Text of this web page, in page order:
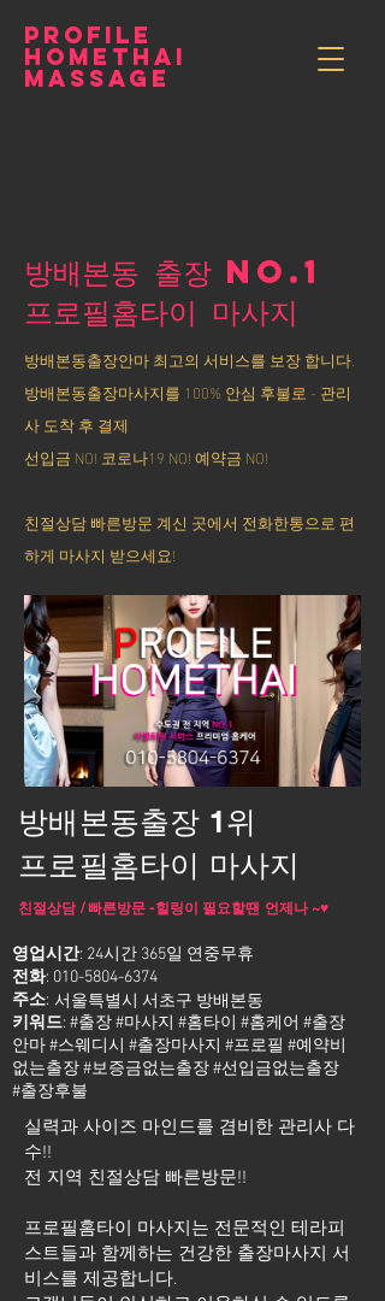
PROFILE
HOMETHAI
MASSAGE
방배본동 출장 NO.1
​프로필홈타이 마사지
방배본동출장안마 최고의 서비스를 보장 합니다.
방배본동출장마사지를 100% 안심 후불로 - 관리
사 도착 후 결제
선입금 NO! 코로나19 NO! 예약금 NO!
친절상담 빠른방문 계신 곳에서 전화한통으로 편
하게 마사지 받으세요!
방배본동출장 1위
프로필홈타이 마사지
친절상담 / 빠른방문 -힐링이 필요할땐 언제나 ~♥
영업시간: 24시간 365일 연중무휴
전화: 010-5804-6374
주소:
키워드: #출장 #마사지 #홈타이 #홈케어 #출장
안마 #스웨디시 #출장마사지 #프로필 #예약비
없는출장 #보증금없는출장 #선입금없는출장
#출장후불
서울특별시 서초구 방배본동
실력과 사이즈 마인드를 겸비한 관리사 다
수!!
전 지역 친절상담 빠른방문!!
프로필홈타이 마사지는 전문적인 테라피
스트들과 함께하는 건강한 출장마사지 서
비스를 제공합니다.